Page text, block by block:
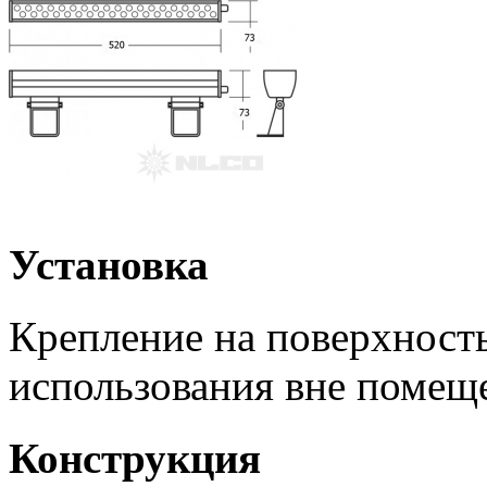
Установка
Крепление на
использования вне
Конструкция